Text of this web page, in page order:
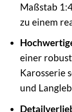
Maßstab
zu einem
einer
Karosserie
und